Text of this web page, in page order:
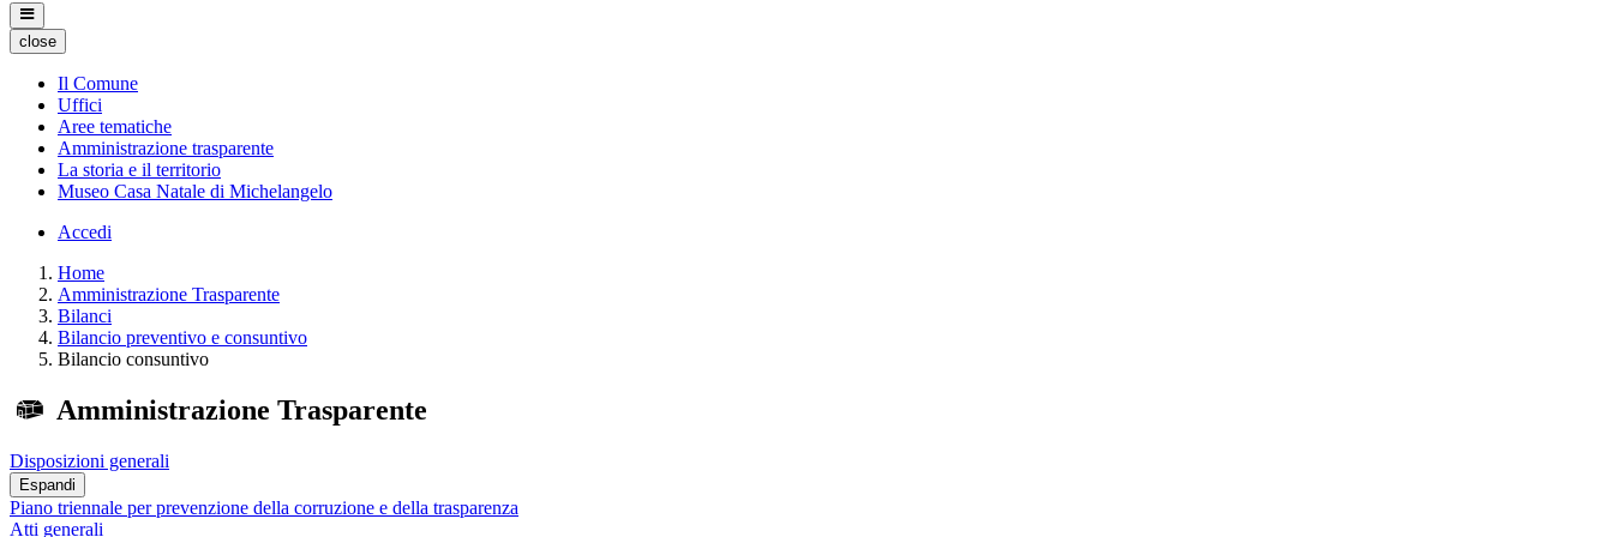
close
Il Comune
Uffici
Aree tematiche
Amministrazione trasparente
La storia e il territorio
Museo Casa Natale di Michelangelo
Accedi
Home
Amministrazione Trasparente
Bilanci
Bilancio preventivo e consuntivo
Bilancio consuntivo
Amministrazione Trasparente
Disposizioni generali
Espandi
Piano triennale per prevenzione della corruzione e della trasparenza
Atti generali